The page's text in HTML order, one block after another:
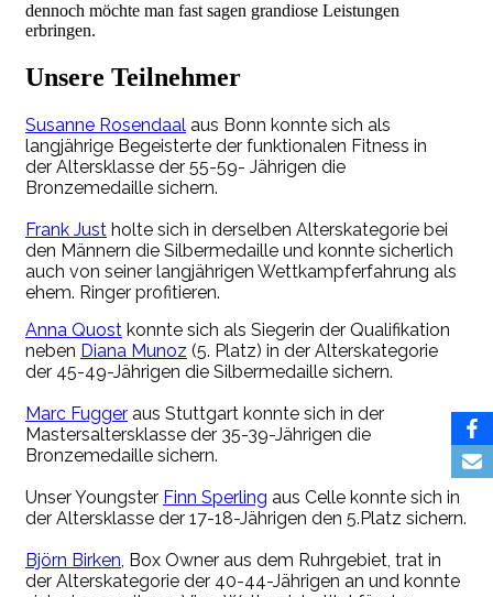
dennoch möchte man fast sagen grandiose Leistungen
erbringen.
Unsere Teilnehmer
Susanne Rosendaal aus Bonn konnte sich als
langjährige Begeisterte der funktionalen Fitness in
der Altersklasse der 55-59- Jährigen die
Bronzemedaille sichern.
Frank Just holte sich in derselben Alterskategorie bei
den Männern die Silbermedaille und konnte sicherlich
auch von seiner langjährigen Wettkampferfahrung als
ehem. Ringer profitieren.
Anna Quost konnte sich als Siegerin der Qualifikation
neben Diana Munoz (5. Platz) in der Alterskategorie
der 45-49-Jährigen die Silbermedaille sichern.
Marc Fugger aus Stuttgart konnte sich in der
Mastersaltersklasse der 35-39-Jährigen die
Bronzemedaille sichern.
Unser Youngster Finn Sperling aus Celle konnte sich in
der Altersklasse der 17-18-Jährigen den 5.Platz sichern.
Björn Birken, Box Owner aus dem Ruhrgebiet, trat in
der Alterskategorie der 40-44-Jährigen an und konnte